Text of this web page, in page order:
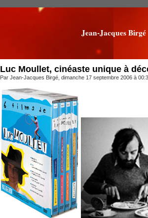
Jean-Jacques Birgé
Luc Moullet, cinéaste unique à
Par Jean-Jacques Birgé, dimanche 17 septembre 2006 à